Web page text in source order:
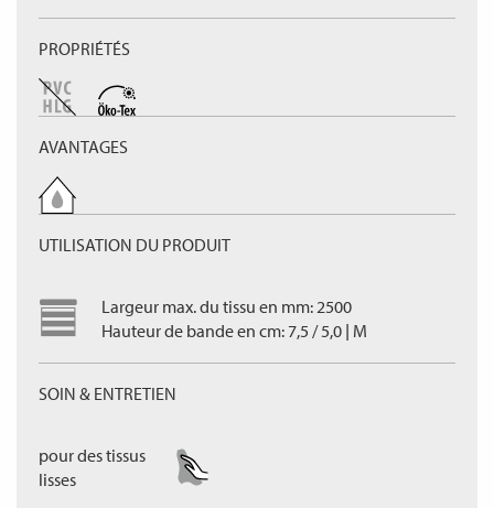
PROPRIÉTÉS
AVANTAGES
UTILISATION DU PRODUIT
Largeur max. du tissu en mm: 2500
Hauteur de bande en cm: 7,5 / 5,0 | M
SOIN & ENTRETIEN
pour des tissus
lisses